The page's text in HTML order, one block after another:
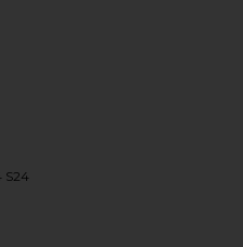
IN BLACK ON FACEBOOK
IN BLACK ON TWITTER
IN BLACK ON
S24